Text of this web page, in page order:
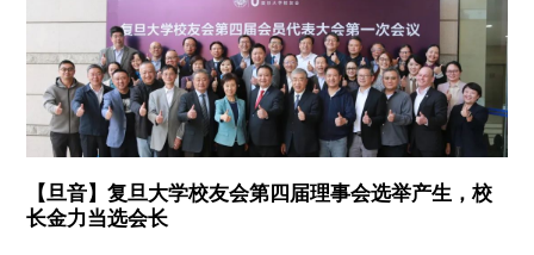
【旦音】复旦大学校友会第四届理事会选举产生，校
长金力当选会长